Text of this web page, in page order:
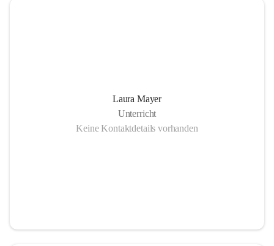
Laura Mayer
Unterricht
Keine Kontaktdetails vorhanden